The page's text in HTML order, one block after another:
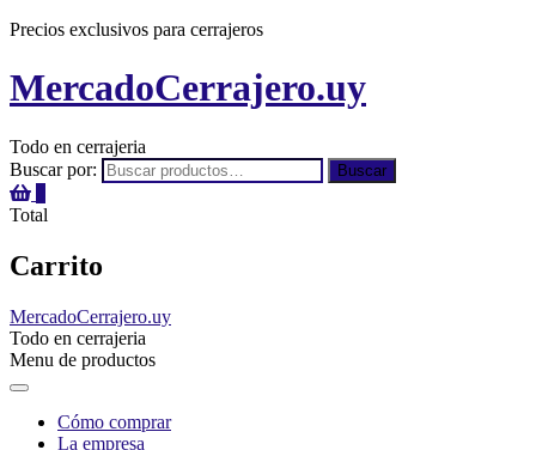
Precios exclusivos para cerrajeros
MercadoCerrajero.uy
Todo en cerrajeria
Buscar por:
Buscar
Total
Carrito
MercadoCerrajero.uy
Todo en cerrajeria
Menu de productos
Cómo comprar
La empresa